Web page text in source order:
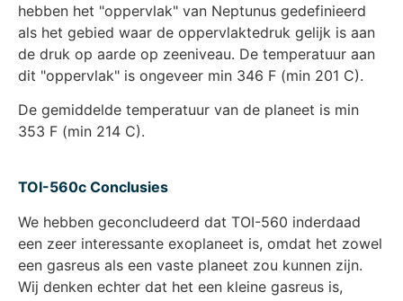
hebben het "oppervlak" van Neptunus gedefinieerd
als het gebied waar de oppervlaktedruk gelijk is aan
de druk op aarde op zeeniveau. De temperatuur aan
dit "oppervlak" is ongeveer min 346 F (min 201 C).
De gemiddelde temperatuur van de planeet is min
353 F (min 214 C).
TOI-560c Conclusies
We hebben geconcludeerd dat TOI-560 inderdaad
een zeer interessante exoplaneet is, omdat het zowel
een gasreus als een vaste planeet zou kunnen zijn.
Wij denken echter dat het een kleine gasreus is,